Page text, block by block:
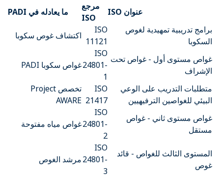
عنوان ISO
مرجع
ISO
ما يعادله في PADI
برامج تدريبية تمهيدية لغوص
السكوبا
ISO
11121
اكتشاف غوص سكوبا
غواص مستوى أول - غواص تحت
الإشراف
ISO
24801-
1
غواص سكوبا PADI
متطلبات التدريب على الوعي
البيئي للغواصين الترفيهيين
ISO
21417
تخصص Project
AWARE
غواص مستوى ثاني - غواص
مستقل
ISO
24801-
2
غواص مياه مفتوحة
المستوى الثالث للغواص - قائد
غوص
ISO
24801-
3
مرشد الغوص